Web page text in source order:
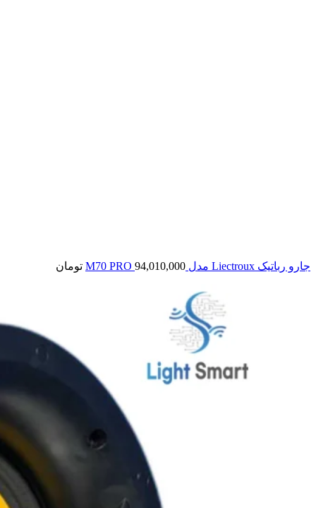
جارو رباتیک Liectroux مدل M70 PRO 94,010,000 تومان